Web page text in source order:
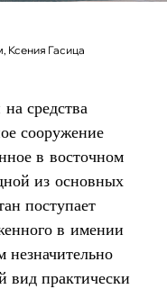
Ксения Гасица
средства
сооружение
в восточном
из основных
поступает
в имении
вид практически